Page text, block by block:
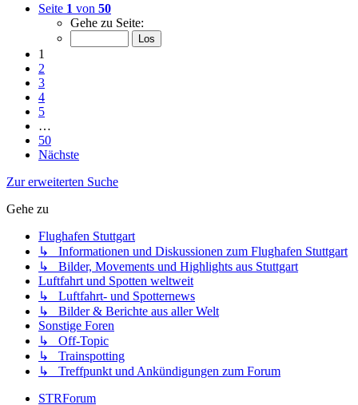
Seite 1 von 50
Gehe zu Seite:
1
2
3
4
5
…
50
Nächste
Zur erweiterten Suche
Gehe zu
Flughafen Stuttgart
↳ Informationen und Diskussionen zum Flughafen Stuttgart
↳ Bilder, Movements und Highlights aus Stuttgart
Luftfahrt und Spotten weltweit
↳ Luftfahrt- und Spotternews
↳ Bilder & Berichte aus aller Welt
Sonstige Foren
↳ Off-Topic
↳ Trainspotting
↳ Treffpunkt und Ankündigungen zum Forum
STRForum